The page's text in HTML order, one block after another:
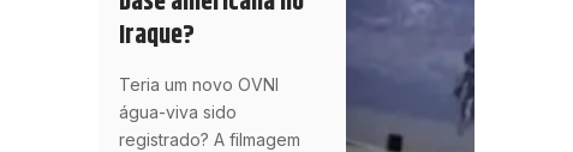
Iraque?
Teria um novo OVNI
água-viva sido
registrado? A filmagem